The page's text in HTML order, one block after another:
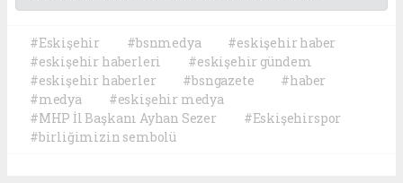
#Eskişehir #bsnmedya
#eskişehir haber
#eskişehir haberleri
#eskişehir gündem
#eskişehir haberler
#bsngazete
#haber
#medya
#eskişehir medya
#MHP İl Başkanı Ayhan Sezer
#Eskişehirspor
#birliğimizin sembolü